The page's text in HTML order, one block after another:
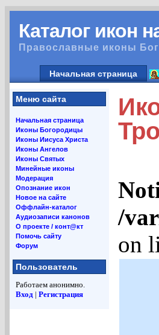
Каталог икон
Православные иконы
Начальная страница
Меню сайта
Начальная страница
Иконы Богородицы
Иконы Иисуса Христа
Иконы Ангелов
Иконы Святых
Минейные иконы
Модерация
Опознание икон
Новое на сайте
Оффлайн-каталог
Аудиозаписи канонов
О проекте / конт@кт
Помочь сайту
Форум
Пользователь
Работаем анонимно.
Вход | Регистрация
/
on